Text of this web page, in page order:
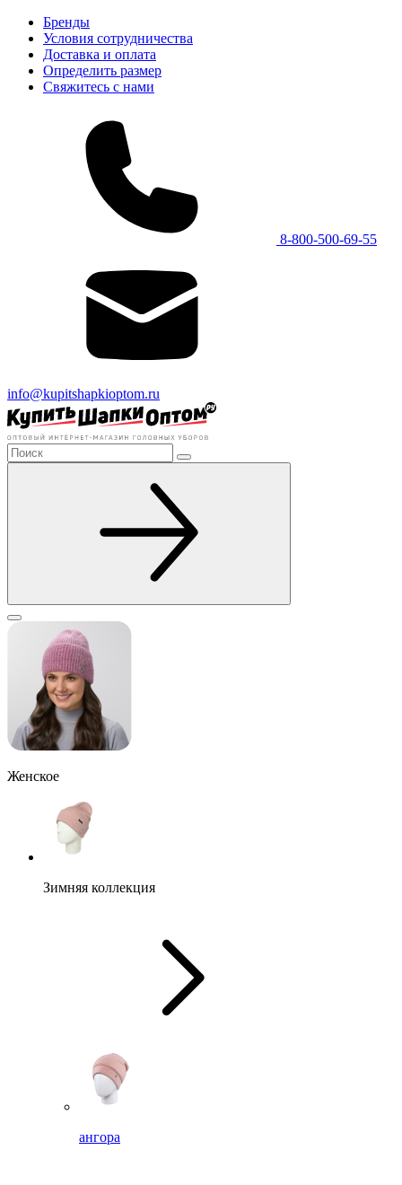
Бренды
Условия сотрудничества
Доставка и оплата
Определить размер
Свяжитесь с нами
8-800-500-69-55
info@kupitshapkioptom.ru
Женское
Зимняя коллекция
ангора